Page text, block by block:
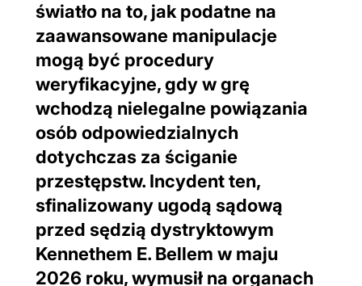
światło na to, jak podatne na
zaawansowane manipulacje
mogą być procedury
weryfikacyjne, gdy w grę
wchodzą nielegalne powiązania
osób odpowiedzialnych
dotychczas za ściganie
przestępstw. Incydent ten,
sfinalizowany ugodą sądową
przed sędzią dystryktowym
Kennethem E. Bellem w maju
2026 roku, wymusił na organach